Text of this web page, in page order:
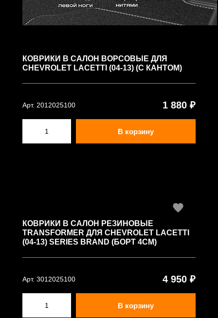
КОВРИКИ В САЛОН ВОРСОВЫЕ ДЛЯ
CHEVROLET LACETTI (04-13) (С КАНТОМ)
Арт. 2012025100 1 880 ₽
В корзину
КОВРИКИ В САЛОН РЕЗИНОВЫЕ
TRANSFORMER ДЛЯ CHEVROLET LACETTI
(04-13) SERIES BRAND (БОРТ 4СМ)
Арт. 3012025100 4 950 ₽
В корзину